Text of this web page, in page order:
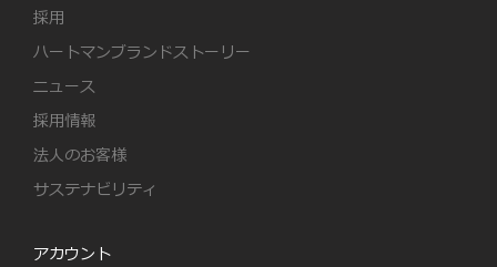
採用
ハートマンブランドストーリー
ニュース
採用情報
法人のお客様
サステナビリティ
アカウント